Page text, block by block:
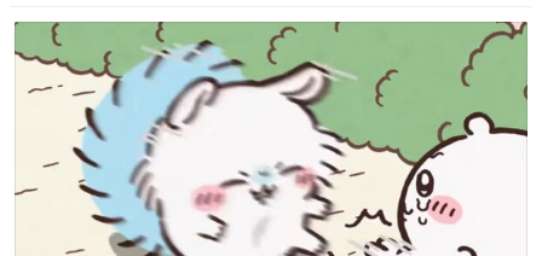
は乾燥パスタに負けます。豆腐くらいやわやわです。
数
数